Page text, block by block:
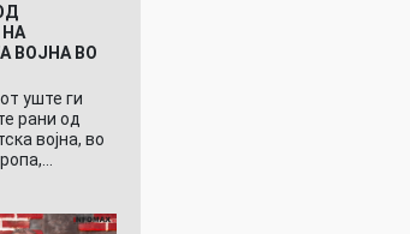
НА
ВОЈНА ВО
уште ги
рани од
војна, во